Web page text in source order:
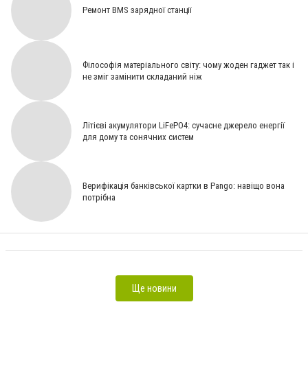
Ремонт BMS зарядної станції
Філософія матеріального світу: чому жоден гаджет так і
не зміг замінити складаний ніж
Літієві акумулятори LiFePO4: сучасне джерело енергії
для дому та сонячних систем
Верифікація банківської картки в Pango: навіщо вона
потрібна
Професійна ароматизація приміщень і бізнесу Aroma Buro: як правильно обрати товари для свого
простору [СЮЖЕТ]
Ще новини